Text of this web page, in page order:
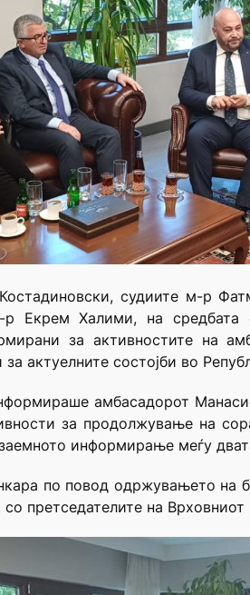
судиите м-р
Екрем Халими, на
за активностите на
актуелните состојби во
амбасадорот
за продолжување на
информирање меѓу
по повод одржувањето на
претседателите на